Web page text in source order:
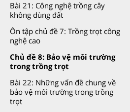
Bài 21: Công nghệ trồng cây
không dùng đất
Ôn tập chủ đề 7: Trồng trọt công
nghệ cao
Chủ đề 8: Bảo vệ môi trường
trong trồng trọt
Bài 22: Những vấn đề chung về
bảo vệ môi trường trong trồng
trọt